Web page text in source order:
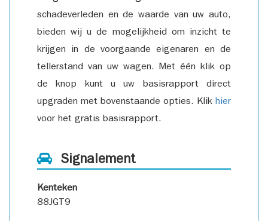
schadeverleden en de waarde van uw auto,
bieden wij u de mogelijkheid om inzicht te
krijgen in de voorgaande eigenaren en de
tellerstand van uw wagen. Met één klik op
de knop kunt u uw basisrapport direct
upgraden met bovenstaande opties. Klik hier
voor het gratis basisrapport.
Signalement
Kenteken
88JGT9